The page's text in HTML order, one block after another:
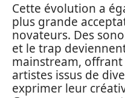
Cette évolution a
plus grande
novateurs. Des
et le trap
mainstream,
artistes issus de
exprimer leur